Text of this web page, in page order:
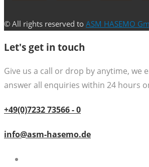
© All rights reserved to ASM HASEMO
Let's get in touch
Give us a call or drop by anytime, we
answer all enquiries within 24 hours
+49(0)7232 73566 - 0
info@asm-hasemo.de